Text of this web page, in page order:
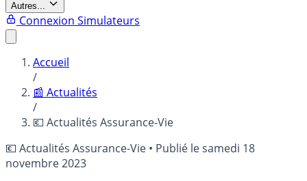
Autres...
Connexion Simulateurs
Accueil
/
📰 Actualités
/
💶 Actualités Assurance-Vie
💶 Actualités Assurance-Vie • Publié lesamedi 18
novembre 2023